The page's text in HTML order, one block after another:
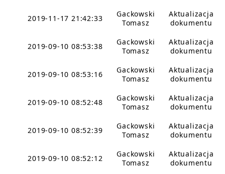
2019-11-17 21:42:33
Gackowski
Tomasz
Aktualizacja
dokumentu
2019-09-10 08:53:38
Gackowski
Tomasz
Aktualizacja
dokumentu
2019-09-10 08:53:16
Gackowski
Tomasz
Aktualizacja
dokumentu
2019-09-10 08:52:48
Gackowski
Tomasz
Aktualizacja
dokumentu
2019-09-10 08:52:39
Gackowski
Tomasz
Aktualizacja
dokumentu
2019-09-10 08:52:12
Gackowski
Tomasz
Aktualizacja
dokumentu